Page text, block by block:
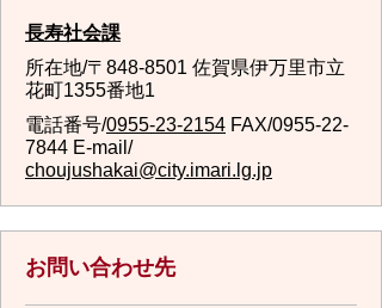
長寿社会課
所在地/〒848-8501 佐賀県伊万里市立
花町1355番地1
電話番号/0955-23-2154 FAX/0955-22-
7844 E-mail/
choujushakai@city.imari.lg.jp
お問い合わせ先